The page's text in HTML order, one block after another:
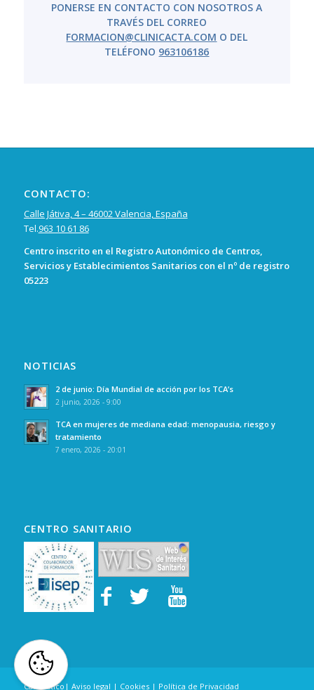
PONERSE EN CONTACTO CON NOSOTROS A
TRAVÉS DEL CORREO
FORMACION@CLINICACTA.COM O DEL
TELÉFONO 963106186
CONTACTO:
Calle Játiva, 4 – 46002 Valencia, España
Tel.963 10 61 86
Centro inscrito en el Registro Autonómico de Centros,
Servicios y Establecimientos Sanitarios con el nº de registro
05223
NOTICIAS
2 de junio: Día Mundial de acción por los TCA’s
2 junio, 2026 - 9:00
TCA en mujeres de mediana edad: menopausia, riesgo y
tratamiento
7 enero, 2026 - 20:01
CENTRO SANITARIO
Canal Ético | Aviso legal | Cookies| Política de Privacidad